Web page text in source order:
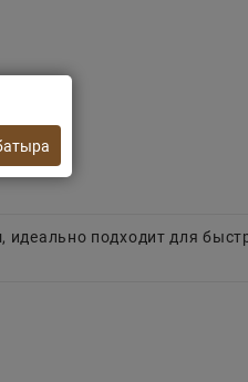
, идеально подходит для